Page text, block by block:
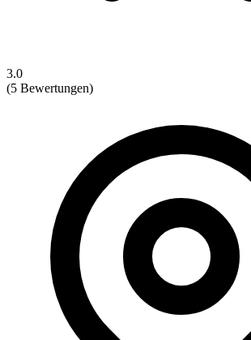
3.0
(5 Bewertungen)